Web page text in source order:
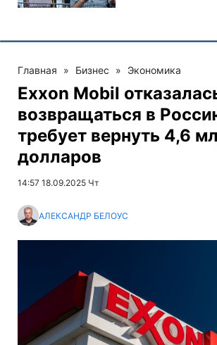
Главная » Бизнес » Экономика
Exxon Mobil
возвращаться в
требует вернуть 4,6
долларов
14:57 18.09.2025 Чт
АЛЕКСАНДР БЕЛОУС